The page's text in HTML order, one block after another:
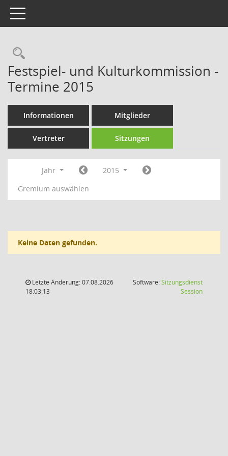
Toggle navigation
Rechercheauswahl
Festspiel- und Kulturkommission -
Termine 2015
Informationen Mitglieder
Vertreter Sitzungen
Jahr
2015
Gremium auswählen
Keine Daten gefunden.
Letzte Änderung: 07.08.2026
18:03:13
Software:Sitzungsdienst
Session(Wird in